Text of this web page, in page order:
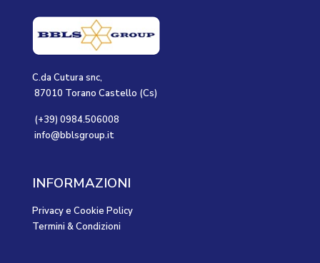
C.da Cutura snc,
87010 Torano Castello (Cs)
(+39) 0984.506008
info@bblsgroup.it
INFORMAZIONI
Privacy e Cookie Policy
Termini & Condizioni